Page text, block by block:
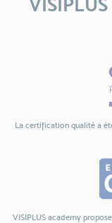
La certification qualité a
VISIPLUS academy